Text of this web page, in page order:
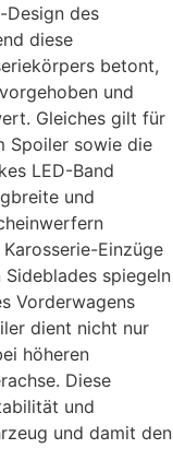
Design des
diese
betont,
und
Gleiches gilt für
Spoiler sowie die
LED-Band
und
Einzüge
spiegeln
Vorderwagens
dient nicht nur
höheren
Diese
und
und damit den